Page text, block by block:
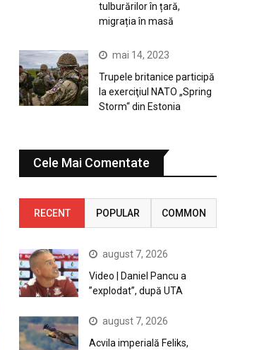
tulburărilor în țară,
migrația în masă
mai 14, 2023
Trupele britanice participă
la exerciţiul NATO „Spring
Storm“ din Estonia
Cele Mai Comentate
RECENT POPULAR COMMON
august 7, 2026
Video | Daniel Pancu a
”explodat”, după UTA
august 7, 2026
Acvila imperială Feliks,